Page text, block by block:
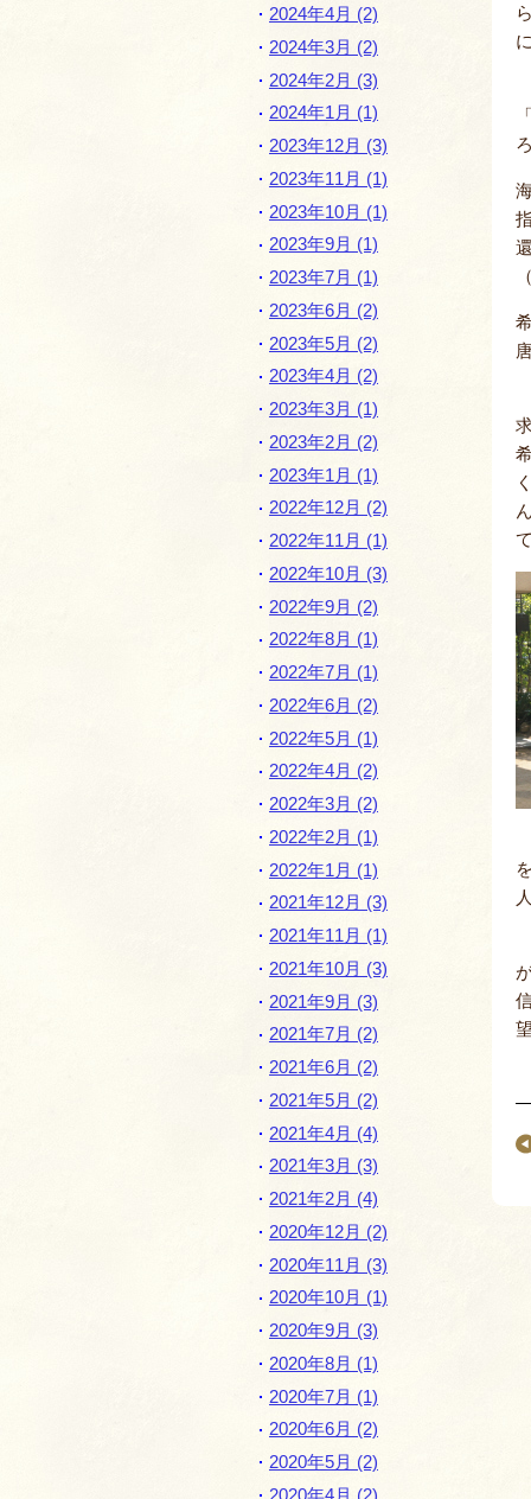
2024年4月 (2)
2024年3月 (2)
2024年2月 (3)
2024年1月 (1)
2023年12月 (3)
2023年11月 (1)
2023年10月 (1)
2023年9月 (1)
2023年7月 (1)
2023年6月 (2)
2023年5月 (2)
2023年4月 (2)
2023年3月 (1)
2023年2月 (2)
2023年1月 (1)
2022年12月 (2)
2022年11月 (1)
2022年10月 (3)
2022年9月 (2)
2022年8月 (1)
2022年7月 (1)
2022年6月 (2)
2022年5月 (1)
2022年4月 (2)
2022年3月 (2)
2022年2月 (1)
2022年1月 (1)
2021年12月 (3)
2021年11月 (1)
2021年10月 (3)
2021年9月 (3)
2021年7月 (2)
2021年6月 (2)
2021年5月 (2)
2021年4月 (4)
2021年3月 (3)
2021年2月 (4)
2020年12月 (2)
2020年11月 (3)
2020年10月 (1)
2020年9月 (3)
2020年8月 (1)
2020年7月 (1)
2020年6月 (2)
2020年5月 (2)
2020年4月 (2)